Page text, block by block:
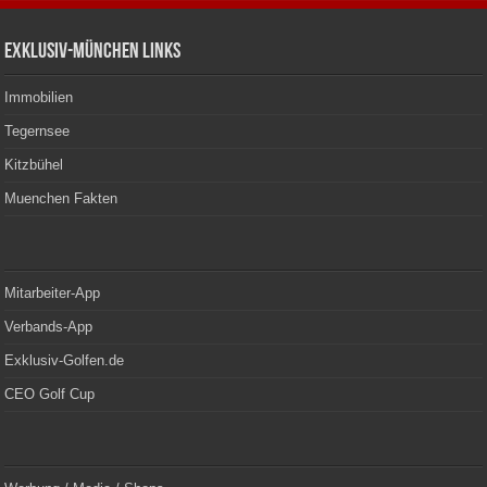
Exklusiv-München Links
Immobilien
Tegernsee
Kitzbühel
Muenchen Fakten
Mitarbeiter-App
Verbands-App
Exklusiv-Golfen.de
CEO Golf Cup